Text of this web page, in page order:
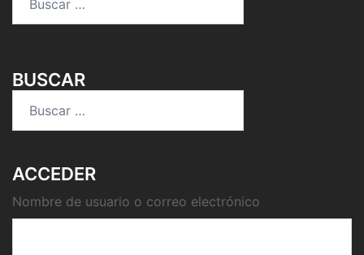
BUSCAR
ACCEDER
Nombre de usuario o correo electrónico